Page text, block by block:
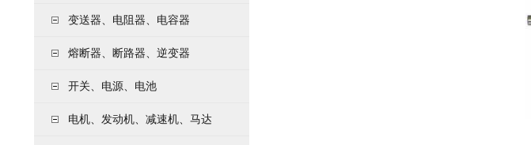
变送器、电阻器、电容器
熔断器、断路器、逆变器
开关、电源、电池
电机、发动机、减速机、马达